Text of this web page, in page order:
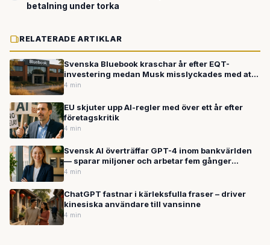
betalning under torka
RELATERADE ARTIKLAR
Svenska Bluebook kraschar år efter EQT-
investering medan Musk misslyckades med att
värva OpenAI-talanger
4 min
EU skjuter upp AI-regler med över ett år efter
företagskritik
4 min
Svensk AI överträffar GPT-4 inom bankvärlden
— sparar miljoner och arbetar fem gånger
snabbare
4 min
ChatGPT fastnar i kärleksfulla fraser – driver
kinesiska användare till vansinne
4 min